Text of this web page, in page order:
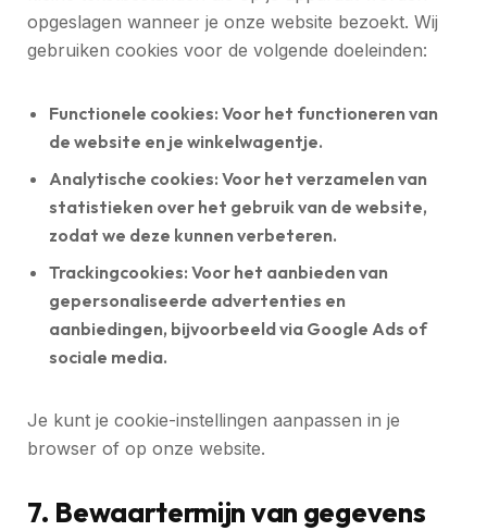
opgeslagen wanneer je onze website bezoekt. Wij
gebruiken cookies voor de volgende doeleinden:
Functionele cookies: Voor het functioneren van
de website en je winkelwagentje.
Analytische cookies: Voor het verzamelen van
statistieken over het gebruik van de website,
zodat we deze kunnen verbeteren.
Trackingcookies: Voor het aanbieden van
gepersonaliseerde advertenties en
aanbiedingen, bijvoorbeeld via Google Ads of
sociale media.
Je kunt je cookie-instellingen aanpassen in je
browser of op onze website.
7. Bewaartermijn van gegevens